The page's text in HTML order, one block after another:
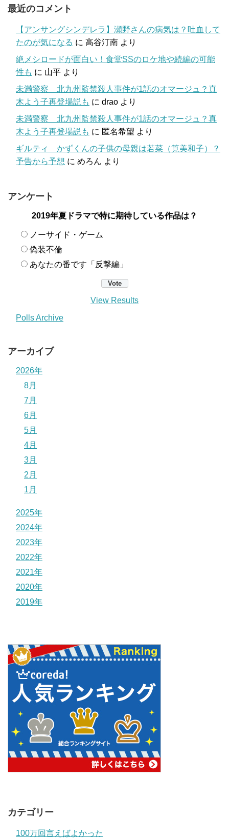
最近のコメント
【アンサングシンデレラ】瀬野さんの病気は？吐血して
たのが気になる に 高谷汀南 より
絶メシロードが面白い！食堂SSのロケ地や続編の可能
性も に 山平 より
未満警察 北九州監禁殺人事件が1話のオマージュ？真
木よう子再登場説も に drao より
未満警察 北九州監禁殺人事件が1話のオマージュ？真
木よう子再登場説も に 匿名希望 より
ギルティ かずくんの子供の母親は若菜（筧美和子）？
予告から予想 に めろん より
アンケート
2019年夏ドラマで特に期待している作品は？
ノーサイド・ゲーム
偽装不倫
あなたの番です「反撃編」
View Results
Polls Archive
アーカイブ
2026年
8月
7月
6月
5月
4月
3月
2月
1月
2025年
2024年
2023年
2022年
2021年
2020年
2019年
カテゴリー
100万回言えばよかった